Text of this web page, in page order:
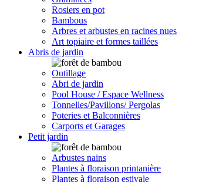
Rosiers en pot
Bambous
Arbres et arbustes en racines nues
Art topiaire et formes taillées
Abris de jardin
Outillage
Abri de jardin
Pool House / Espace Wellness
Tonnelles/Pavillons/ Pergolas
Poteries et Balconnières
Carports et Garages
Petit jardin
Arbustes nains
Plantes à floraison printanière
Plantes à floraison estivale